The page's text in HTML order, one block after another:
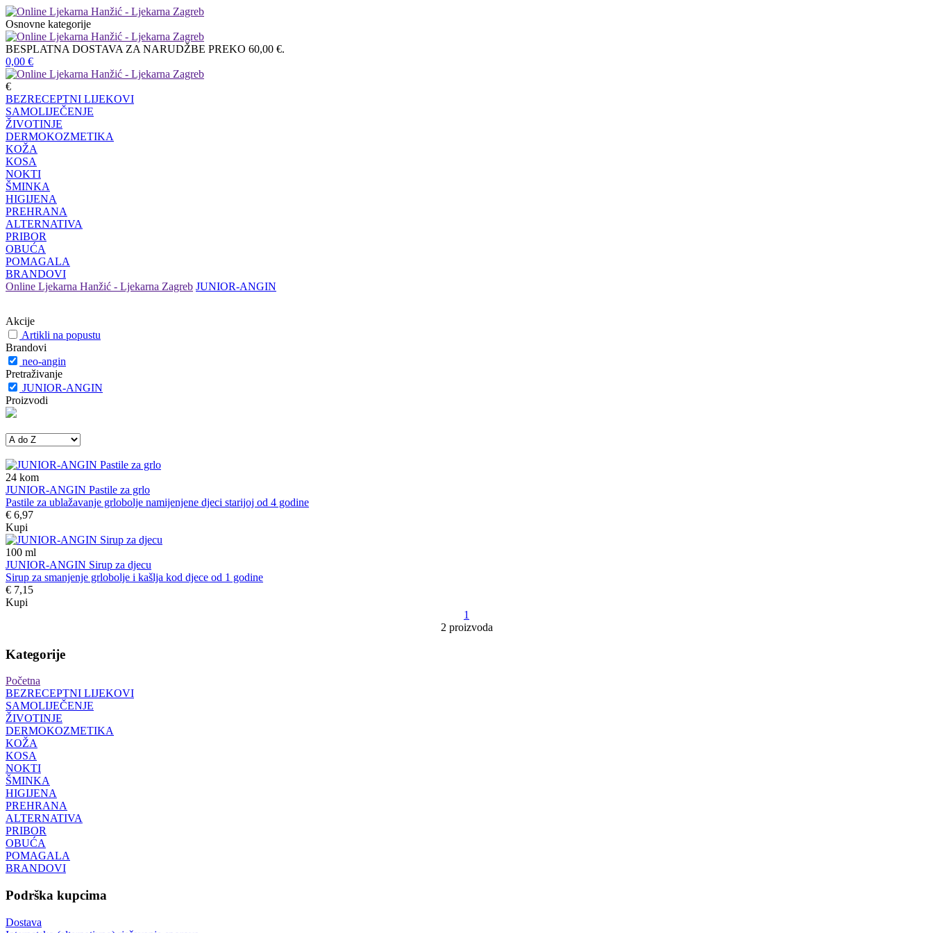
Osnovne kategorije
BESPLATNA DOSTAVA ZA NARUDŽBE PREKO 60,00 €.
0,00 €
€
BEZRECEPTNI LIJEKOVI
SAMOLIJEČENJE
ŽIVOTINJE
DERMOKOZMETIKA
KOŽA
KOSA
NOKTI
ŠMINKA
HIGIJENA
PREHRANA
ALTERNATIVA
PRIBOR
OBUĆA
POMAGALA
BRANDOVI
Online Ljekarna Hanžić - Ljekarna Zagreb JUNIOR-ANGIN
Akcije
Artikli na popustu
Brandovi
neo-angin
Pretraživanje
JUNIOR-ANGIN
Proizvodi
24 kom
JUNIOR-ANGIN Pastile za grlo
Pastile za ublažavanje grlobolje namijenjene djeci starijoj od 4 godine
€ 6,97
Kupi
100 ml
JUNIOR-ANGIN Sirup za djecu
Sirup za smanjenje grlobolje i kašlja kod djece od 1 godine
€ 7,15
Kupi
1
2 proizvoda
Kategorije
Početna
BEZRECEPTNI LIJEKOVI
SAMOLIJEČENJE
ŽIVOTINJE
DERMOKOZMETIKA
KOŽA
KOSA
NOKTI
ŠMINKA
HIGIJENA
PREHRANA
ALTERNATIVA
PRIBOR
OBUĆA
POMAGALA
BRANDOVI
Podrška kupcima
Dostava